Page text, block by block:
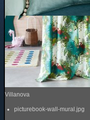
Villanova
picturebook-wall-mural.jpg